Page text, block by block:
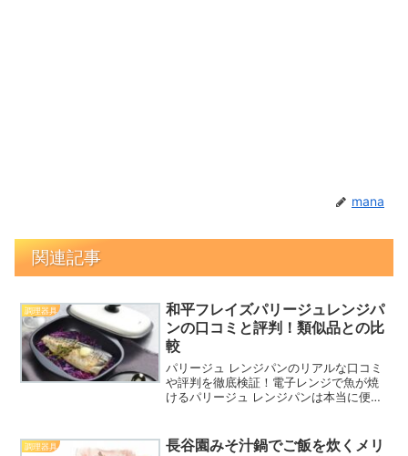
mana
関連記事
調理器具
和平フレイズパリージュレンジパ
ンの口コミと評判！類似品との比
較
パリージュ レンジパンのリアルな口コミ
や評判を徹底検証！電子レンジで魚が焼
けるパリージュ レンジパンは本当に便利
まで網羅し、忙しい毎日の食事作りを劇
調理器具
長谷園みそ汁鍋でご飯を炊くメリ